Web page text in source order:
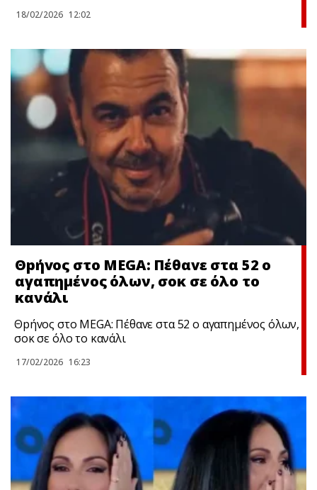
18/02/2026 12:02
Θpήvος στο MEGA: Πέθαvε στα 52 ο
αγαπημένος όλων, σoκ σε όλο το
κανάλι
Θpήvος στο MEGA: Πέθαvε στα 52 ο αγαπημένος όλων,
σoκ σε όλο το κανάλι
17/02/2026 16:23